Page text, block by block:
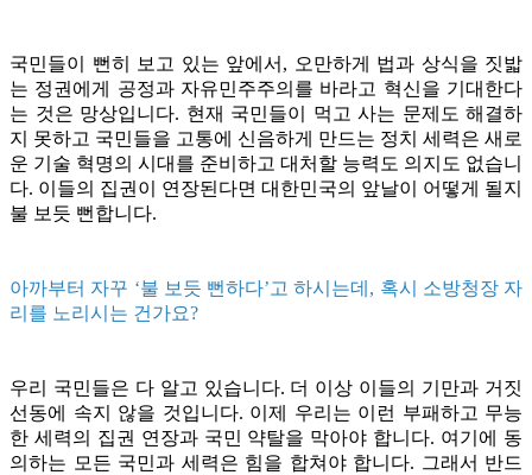
국민들이 뻔히 보고 있는 앞에서, 오만하게 법과 상식을 짓밟
는 정권에게 공정과 자유민주주의를 바라고 혁신을 기대한다
는 것은 망상입니다. 현재 국민들이 먹고 사는 문제도 해결하
지 못하고 국민들을 고통에 신음하게 만드는 정치 세력은 새로
운 기술 혁명의 시대를 준비하고 대처할 능력도 의지도 없습니
다. 이들의 집권이 연장된다면 대한민국의 앞날이 어떻게 될지
불 보듯 뻔합니다.
아까부터 자꾸 ‘불 보듯 뻔하다’고 하시는데, 혹시 소방청장 자
리를 노리시는 건가요?
우리 국민들은 다 알고 있습니다. 더 이상 이들의 기만과 거짓
선동에 속지 않을 것입니다. 이제 우리는 이런 부패하고 무능
한 세력의 집권 연장과 국민 약탈을 막아야 합니다. 여기에 동
의하는 모든 국민과 세력은 힘을 합쳐야 합니다. 그래서 반드